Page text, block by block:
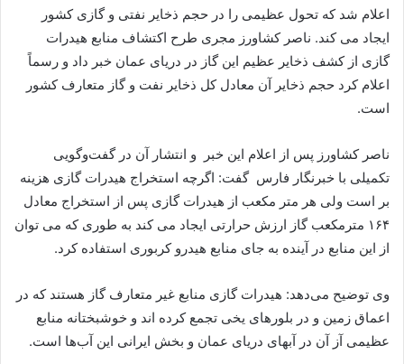
اعلام شد که تحول عظیمی را در حجم ذخایر نفتی و گازی کشور
ایجاد می کند. ناصر کشاورز مجری طرح اکتشاف منابع هیدرات
گازی از کشف ذخایر عظیم این گاز در دریای عمان خبر داد و رسماً
اعلام کرد حجم ذخایر آن معادل کل ذخایر نفت و گاز متعارف کشور
است.
ناصر کشاورز پس از اعلام این خبر و انتشار آن در گفت‌وگویی
تکمیلی با خبرنگار فارس گفت: اگرچه استخراج هیدرات گازی هزینه
بر است ولی هر متر مکعب از هیدرات گازی پس از استخراج معادل
۱۶۴ مترمکعب گاز ارزش حرارتی ایجاد می کند به طوری که می توان
از این منابع در آینده به جای منابع هیدرو کربوری استفاده کرد.
وی توضیح می‌دهد: هیدرات گازی منابع غیر متعارف گاز هستند که در
اعماق زمین و در بلورهای یخی تجمع کرده اند و خوشبختانه منابع
عظیمی آز آن در آبهای دریای عمان و بخش ایرانی این آب‌ها است.